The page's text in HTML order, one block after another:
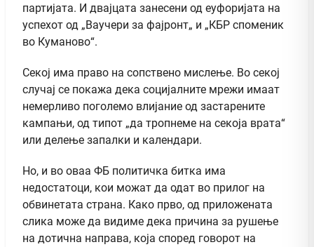
партијата. И двајцата занесени од еуфоријата на
успехот од „Ваучери за фајронт„ и „КБР споменик
во Куманово“.
Секој има право на сопствено мислење. Во секој
случај се покажа дека социјалните мрежи имаат
немерливо поголемо влијание од застарените
кампањи, од типот „да тропнеме на секоја врата“
или делење запалки и календари.
Но, и во оваа ФБ политичка битка има
недостатоци, кои можат да одат во прилог на
обвинетата страна. Како прво, од приложената
слика може да видиме дека причина за рушење
на дотична направа, која според говорот на